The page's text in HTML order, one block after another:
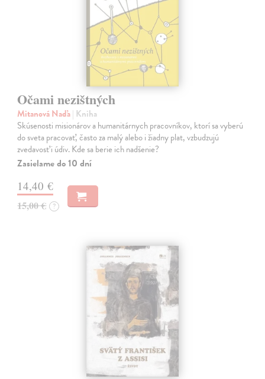
Očami nezištných
Mitanová Naďa| Kniha
Skúsenosti misionárov a humanitárnych pracovníkov, ktorí sa vyberú
do sveta pracovať, často za malý alebo i žiadny plat, vzbudzujú
zvedavosť i údiv. Kde sa berie ich nadšenie?
Zasielame do 10 dní
14,40 €
15,00 € ?